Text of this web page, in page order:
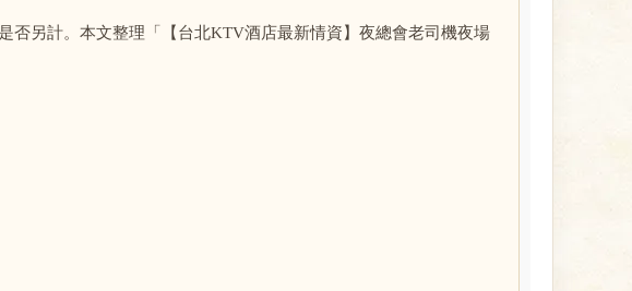
否另計。本文整理「【台北KTV酒店最新情資】夜總會老司機夜場